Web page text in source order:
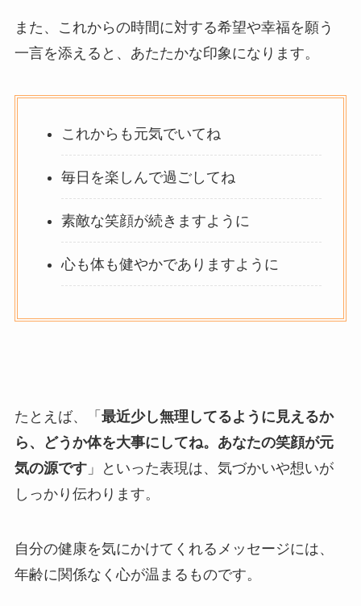
また、これからの時間に対する希望や幸福を願う
一言を添えると、あたたかな印象になります。
これからも元気でいてね
毎日を楽しんで過ごしてね
素敵な笑顔が続きますように
心も体も健やかでありますように
たとえば、「 最近少し無理してるように見えるか
ら、どうか体を大事にしてね。あなたの笑顔が元
気の源です」といった表現は、気づかいや想いが
しっかり伝わります。
自分の健康を気にかけてくれるメッセージには、
年齢に関係なく心が温まるものです。